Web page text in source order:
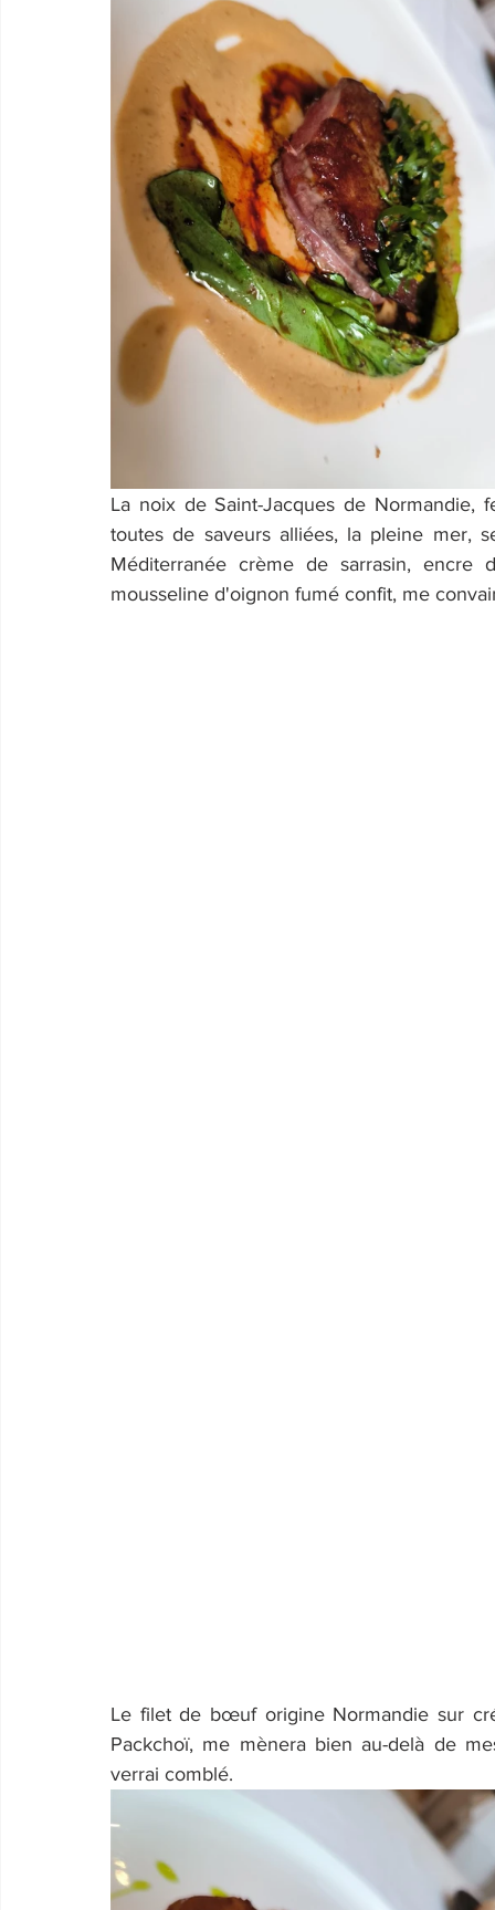
La noix de Saint-Jacques de Normandie,
toutes de saveurs alliées, la pleine mer,
Méditerranée crème de sarrasin, encre
mousseline d'oignon fumé confit, me
Le filet de bœuf origine Normandie sur
Packchoï, me mènera bien au-delà de
verrai comblé.